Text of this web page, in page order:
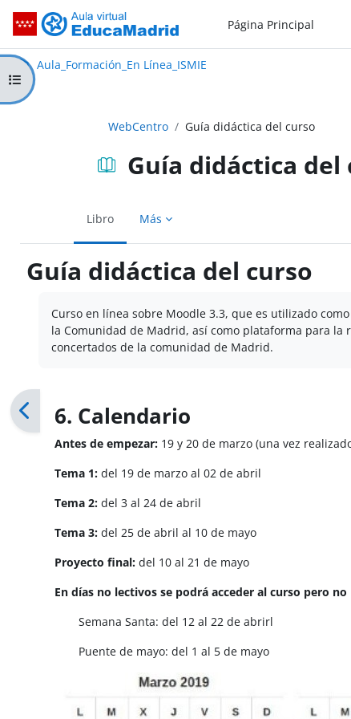
Aula_Formación_En Línea_ISMIEPágina Principal
Aula Virtual de EducaMadrid:
Aula_Formación_En Línea_ISMIE
Abrir índice del curso
WebCentro Guía didáctica del curso
Guía didáctica del
Libro Más
Guía didáctica del curso
Curso en línea sobre Moodle 3.3, que es utilizado
la Comunidad de Madrid, así como plataforma para
concertados de la comunidad de Madrid.
6. Calendario
Antes de empezar: 19 y 20 de marzo (una vez
Tema 1:del 19 de marzo al 02 de abril
Tema 2: del 3 al 24 de abril
Tema 3:del 25 de abril al 10 de mayo
Proyecto final:del 10 al 21 de mayo
En días no lectivos se podrá acceder al curso pero
Semana Santa: del 12 al 22 de abrirl
Puente de mayo: del 1 al 5 de mayo